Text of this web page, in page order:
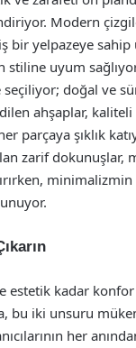
Modern
bir yelpazeye sahip
uyum
seçiliyor; doğal ve
ahşaplar, kaliteli
parçaya şıklık
zarif dokunuşlar,
estetik kadar
bu iki unsuru
her